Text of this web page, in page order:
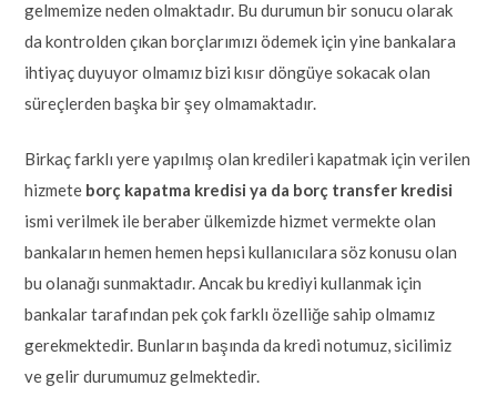
gelmemize neden olmaktadır. Bu durumun bir sonucu olarak
da kontrolden çıkan borçlarımızı ödemek için yine bankalara
ihtiyaç duyuyor olmamız bizi kısır döngüye sokacak olan
süreçlerden başka bir şey olmamaktadır.
Birkaç farklı yere yapılmış olan kredileri kapatmak için verilen
hizmete borç kapatma kredisi ya da borç transfer kredisi
ismi verilmek ile beraber ülkemizde hizmet vermekte olan
bankaların hemen hemen hepsi kullanıcılara söz konusu olan
bu olanağı sunmaktadır. Ancak bu krediyi kullanmak için
bankalar tarafından pek çok farklı özelliğe sahip olmamız
gerekmektedir. Bunların başında da kredi notumuz, sicilimiz
ve gelir durumumuz gelmektedir.